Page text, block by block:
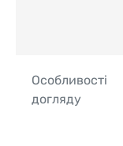
Особливості
догляду